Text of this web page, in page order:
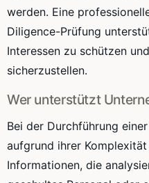
werden. Eine
Diligence-Prüfung
Interessen zu schützen
sicherzustellen.
Wer unterstützt
Bei der Durchführung
aufgrund ihrer
Informationen, die